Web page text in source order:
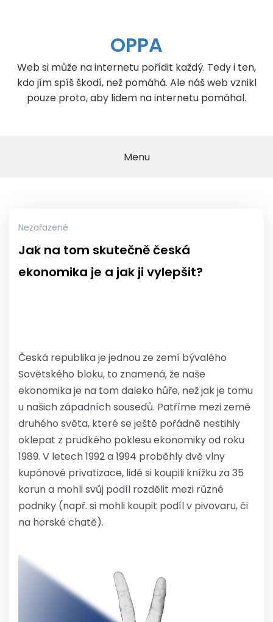
OPPA
Web si může na internetu pořídit každý. Tedy i ten,
kdo jím spíš škodí, než pomáhá. Ale náš web vznikl
pouze proto, aby lidem na internetu pomáhal.
Menu
Nezařazené
Jak na tom skutečně česká
ekonomika je a jak ji vylepšit?
Česká republika je jednou ze zemí bývalého
Sovětského bloku, to znamená, že naše
ekonomika je na tom daleko hůře, než jak je tomu
u našich západních sousedů. Patříme mezi země
druhého světa, které se ještě pořádně nestihly
oklepat z prudkého poklesu ekonomiky od roku
1989. V letech 1992 a 1994 proběhly dvě vlny
kupónové privatizace, lidé si koupili knížku za 35
korun a mohli svůj podíl rozdělit mezi různé
podniky (např. si mohli koupit podíl v pivovaru, či
na horské chatě).